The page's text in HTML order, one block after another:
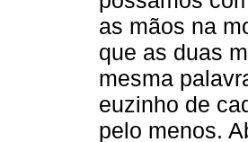
as mãos na
que as duas
mesma
euzinho de
pelo menos.